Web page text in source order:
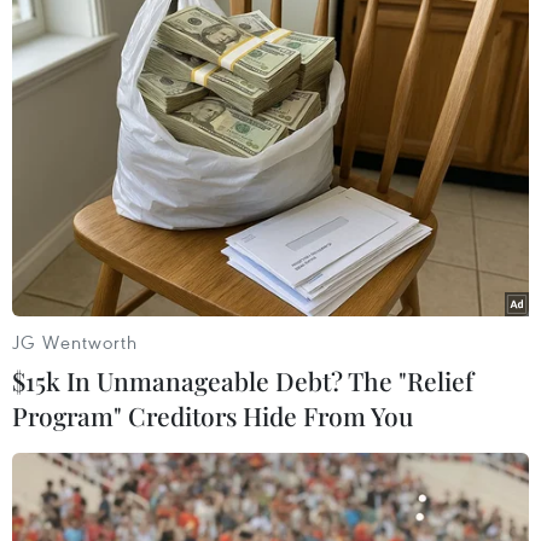
nồng nhiệt ra sao. Tờ Rodong Sinmun thì dành
cả trang nhất để đưa tin về chuyến đi của ông
Kim. Tờ báo đăng nhiều bài viết và bức ảnh về
chuyến đi trong các trang trong, cho thấy các
hoạt động của Chủ tịch Kim trong ngày đầu tiên
ở Hà Nội, bên cạnh các phản ứng từ phía Hà Nội
và Bình Nhưỡng./.
(Vietnam+)
JG Wentworth
$15k In Unmanageable Debt? The "Relief
Program" Creditors Hide From You